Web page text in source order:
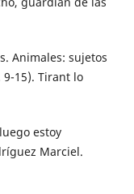
Animales: sujetos
15). Tirant lo
estoy
Marciel.